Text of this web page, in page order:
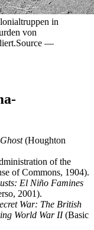
in
von
Source —
(Houghton
of the
of Commons, 1904).
El Niño Famines
2001).
War: The British
World War II(Basic